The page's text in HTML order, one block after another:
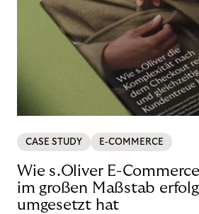
CASE STUDY E-COMMERCE
Wie s.Oliver E-
im großen Maßstab
umgesetzt hat